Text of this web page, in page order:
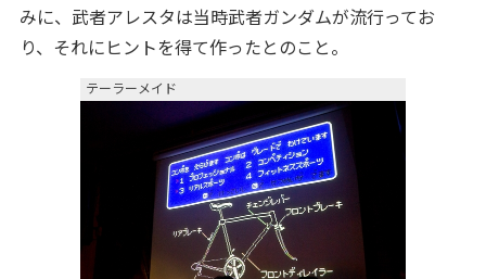
みに、武者アレスタは当時武者ガンダムが流行ってお
り、それにヒントを得て作ったとのこと。
テーラーメイド